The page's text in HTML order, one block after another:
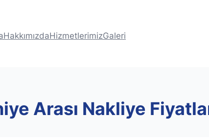
HakkımızdaHizmetlerimizGaleri
Arası Nakliye